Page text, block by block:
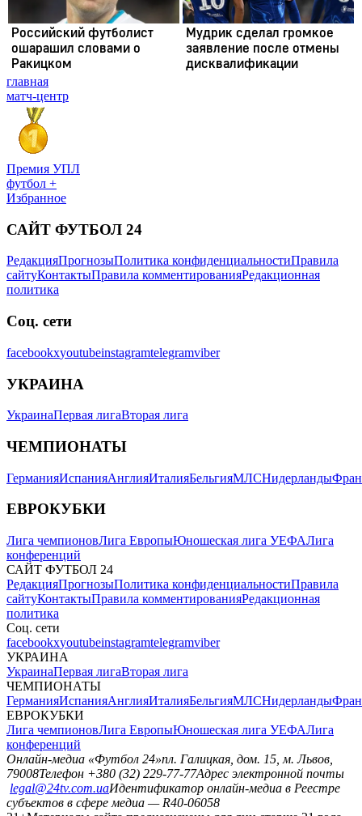
главная
матч-центр
Премия УПЛ
футбол +
Избранное
САЙТ ФУТБОЛ 24
РедакцияПрогнозыПолитика конфиденциальностиПравила
сайтуКонтактыПравила комментированияРедакционная
политика
Соц. сети
facebookxyoutubeinstagramtelegramviber
УКРАИНА
УкраинаПервая лигаВторая лига
ЧЕМПИОНАТЫ
ГерманияИспанияАнглияИталияБельгияМЛСНидерланды
ЕВРОКУБКИ
Лига чемпионовЛига ЕвропыЮношеская лига УЕФАЛига
конференций
САЙТ ФУТБОЛ 24
РедакцияПрогнозыПолитика конфиденциальностиПравила
сайтуКонтактыПравила комментированияРедакционная
политика
Соц. сети
facebookxyoutubeinstagramtelegramviber
УКРАИНА
УкраинаПервая лигаВторая лига
ЧЕМПИОНАТЫ
ГерманияИспанияАнглияИталияБельгияМЛСНидерланды
ЕВРОКУБКИ
Лига чемпионовЛига ЕвропыЮношеская лига УЕФАЛига
конференций
Онлайн-медиа «Футбол 24»пл. Галицкая, дом. 15, м. Львов,
79008Телефон +380 (32) 229-77-77Адрес электронной почты
legal@24tv.com.uaИдентификатор онлайн-медиа в Реестре
субъектов в сфере медиа — R40-06058